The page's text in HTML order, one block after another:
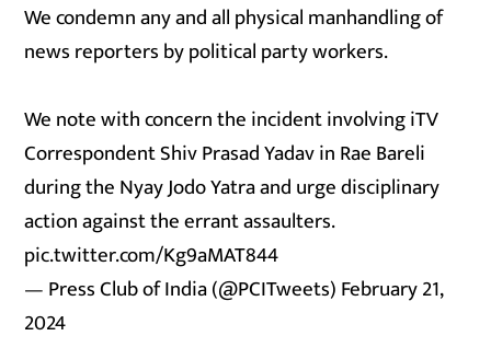
We condemn any and all physical manhandling of
news reporters by political party workers.
We note with concern the incident involving iTV
Correspondent Shiv Prasad Yadav in Rae Bareli
during the Nyay Jodo Yatra and urge disciplinary
action against the errant assaulters.
pic.twitter.com/Kg9aMAT844
— Press Club of India (@PCITweets)February 21,
2024